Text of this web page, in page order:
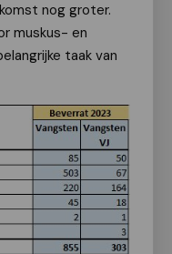
nog groter.
muskus- en
taak van